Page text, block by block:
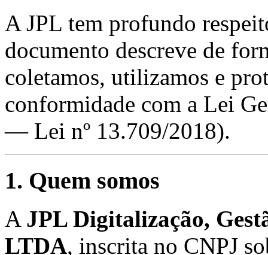
A JPL tem profundo
documento descreve de
coletamos, utilizamos e
conformidade com a Lei
— Lei nº 13.709/2018).
1. Quem somos
A JPL Digitalização,
LTDA, inscrita no CNPJ